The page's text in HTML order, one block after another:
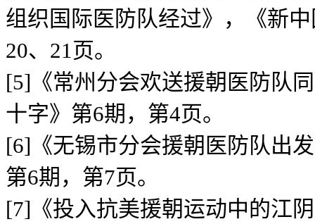
组织国际医防队经过》，《新
20、21页。
[5]《常州分会欢送援朝医防队
十字》第6期，第4页。
[6]《无锡市分会援朝医防队出
第6期，第7页。
[7]《投入抗美援朝运动中的江